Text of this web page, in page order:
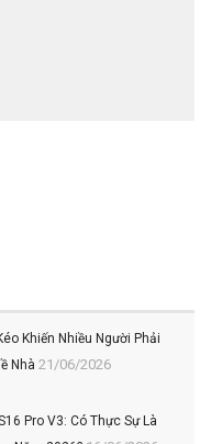
Khiến Nhiều Người Phải
Nhà 21/06/2026
Pro V3: Có Thực Sự Là